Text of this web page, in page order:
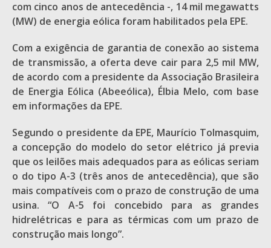
com cinco anos de antecedência -, 14 mil megawatts
(MW) de energia eólica foram habilitados pela EPE.
Com a exigência de garantia de conexão ao sistema
de transmissão, a oferta deve cair para 2,5 mil MW,
de acordo com a presidente da Associação Brasileira
de Energia Eólica (Abeeólica), Élbia Melo, com base
em informações da EPE.
Segundo o presidente da EPE, Maurício Tolmasquim,
a concepção do modelo do setor elétrico já previa
que os leilões mais adequados para as eólicas seriam
o do tipo A-3 (três anos de antecedência), que são
mais compatíveis com o prazo de construção de uma
usina. “O A-5 foi concebido para as grandes
hidrelétricas e para as térmicas com um prazo de
construção mais longo”.